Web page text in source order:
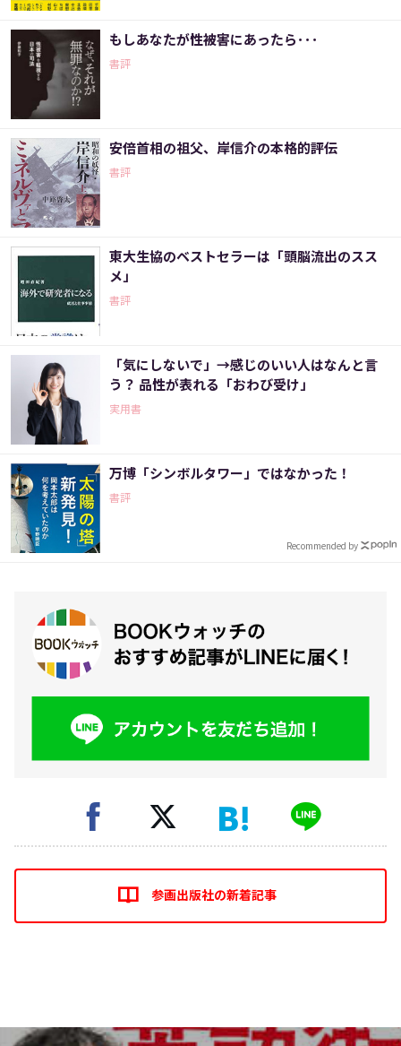
もしあなたが性被害にあったら･･･
書評
安倍首相の祖父、岸信介の本格的評伝
書評
東大生協のベストセラーは「頭脳流出のスス
メ」
書評
「気にしないで」→感じのいい人はなんと言
う？ 品性が表れる「おわび受け」
実用書
万博「シンボルタワー」ではなかった！
書評
Recommended by
参画出版社の新着記事